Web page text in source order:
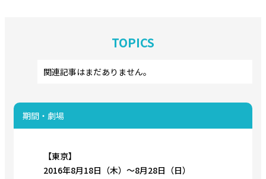
TOPICS
関連記事はまだありません。
期間・劇場
【東京】
2016年8月18日（木）〜8月28日（日）